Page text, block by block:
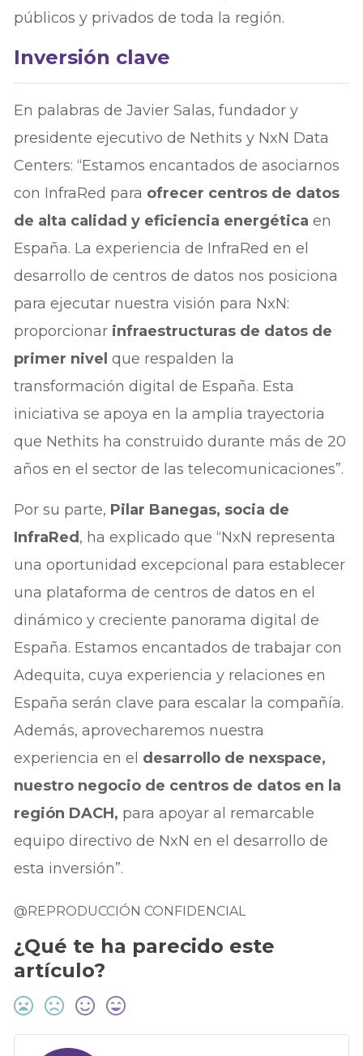
públicos y privados de toda la región.
Inversión clave
En palabras de Javier Salas, fundador y
presidente ejecutivo de Nethits y NxN Data
Centers: “Estamos encantados de asociarnos
con InfraRed para ofrecer centros de datos
de alta calidad y eficiencia energética en
España. La experiencia de InfraRed en el
desarrollo de centros de datos nos posiciona
para ejecutar nuestra visión para NxN:
proporcionar infraestructuras de datos de
primer nivel que respalden la
transformación digital de España. Esta
iniciativa se apoya en la amplia trayectoria
que Nethits ha construido durante más de 20
años en el sector de las telecomunicaciones”.
Por su parte, Pilar Banegas, socia de
InfraRed , ha explicado que “NxN representa
una oportunidad excepcional para establecer
una plataforma de centros de datos en el
dinámico y creciente panorama digital de
España. Estamos encantados de trabajar con
Adequita, cuya experiencia y relaciones en
España serán clave para escalar la compañía.
Además, aprovecharemos nuestra
experiencia en el desarrollo de nexspace,
nuestro negocio de centros de datos en la
región DACH, para apoyar al remarcable
equipo directivo de NxN en el desarrollo de
esta inversión”.
@REPRODUCCIÓN CONFIDENCIAL
¿Qué te ha parecido este
artículo?